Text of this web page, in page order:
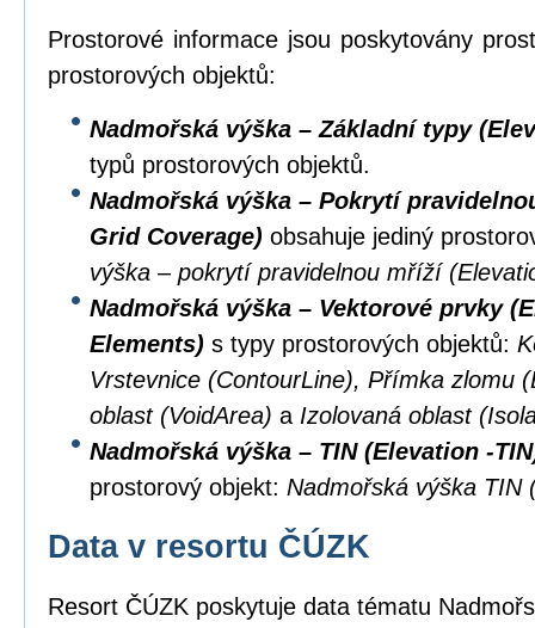
Prostorové informace jsou poskytovány
prostorových objektů:
Nadmořská výška – Základní typy
typů prostorových objektů.
Nadmořská výška – Pokrytí
Grid Coverage) obsahuje jediný
výška – pokrytí pravidelnou mříží
Nadmořská výška – Vektorové prvky
Elements) s typy prostorových objektů:
Vrstevnice (ContourLine), Přímka zlomu
oblast (VoidArea) a Izolovaná oblast
Nadmořská výška – TIN (Elevation -
prostorový objekt: Nadmořská výška TIN
Data v resortu ČÚZK
Resort ČÚZK poskytuje data tématu